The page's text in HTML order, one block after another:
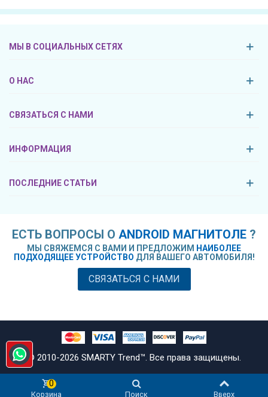
МЫ В СОЦИАЛЬНЫХ СЕТЯХ
О НАС
СВЯЗАТЬСЯ С НАМИ
ИНФОРМАЦИЯ
ПОСЛЕДНИЕ СТАТЬИ
ЕСТЬ ВОПРОСЫ О ANDROID МАГНИТОЛЕ ?
МЫ СВЯЖЕМСЯ С ВАМИ И ПРЕДЛОЖИМ НАИБОЛЕЕ
ПОДХОДЯЩЕЕ УСТРОЙСТВО ДЛЯ ВАШЕГО АВТОМОБИЛЯ!
СВЯЗАТЬСЯ С НАМИ
© 2010-2026 SMARTY Trend™. Все права защищены.
Корзина
0
Поиск Вверх